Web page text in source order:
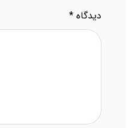
دیدگاه*